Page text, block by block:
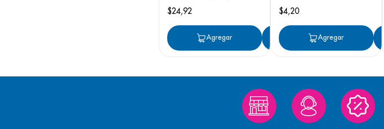
$24,92
Agregar Agregar
$4,20
Agregar